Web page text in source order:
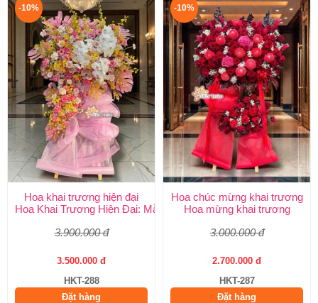
-10%
Hoa khai trương hiện đại
Hoa Khai Trương Hiện Đại: Mẫu Đẹp, Sang Trọng & Giao Nhanh
3.900.000 đ
3.500.000 đ
HKT-288
Đặt hàng
-10%
Hoa chúc mừng khai trương
Hoa mừng khai trương
3.000.000 đ
2.700.000 đ
HKT-287
Đặt hàng